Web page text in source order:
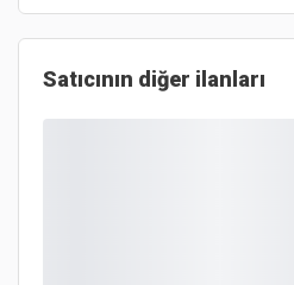
Satıcının diğer ilanları